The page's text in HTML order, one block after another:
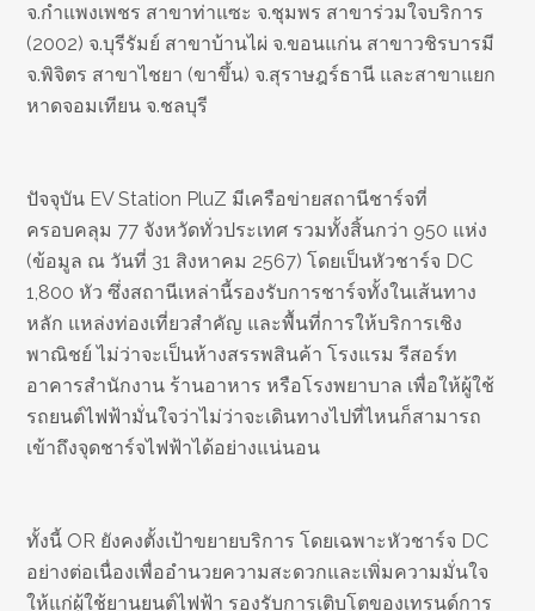
จ.กำแพงเพชร สาขาท่าแซะ จ.ชุมพร สาขาร่วมใจบริการ
(2002) จ.บุรีรัมย์ สาขาบ้านไผ่ จ.ขอนแก่น สาขาวชิรบารมี
จ.พิจิตร สาขาไชยา (ขาขึ้น) จ.สุราษฎร์ธานี และสาขาแยก
หาดจอมเทียน จ.ชลบุรี
ปัจจุบัน EV Station PluZ มีเครือข่ายสถานีชาร์จที่
ครอบคลุม 77 จังหวัดทั่วประเทศ รวมทั้งสิ้นกว่า 950 แห่ง
(ข้อมูล ณ วันที่ 31 สิงหาคม 2567) โดยเป็นหัวชาร์จ DC
1,800 หัว ซึ่งสถานีเหล่านี้รองรับการชาร์จทั้งในเส้นทาง
หลัก แหล่งท่องเที่ยวสำคัญ และพื้นที่การให้บริการเชิง
พาณิชย์ ไม่ว่าจะเป็นห้างสรรพสินค้า โรงแรม รีสอร์ท
อาคารสำนักงาน ร้านอาหาร หรือโรงพยาบาล เพื่อให้ผู้ใช้
รถยนต์ไฟฟ้ามั่นใจว่าไม่ว่าจะเดินทางไปที่ไหนก็สามารถ
เข้าถึงจุดชาร์จไฟฟ้าได้อย่างแน่นอน
ทั้งนี้ OR ยังคงตั้งเป้าขยายบริการ โดยเฉพาะหัวชาร์จ DC
อย่างต่อเนื่องเพื่ออำนวยความสะดวกและเพิ่มความมั่นใจ
ให้แก่ผู้ใช้ยานยนต์ไฟฟ้า รองรับการเติบโตของเทรนด์การ